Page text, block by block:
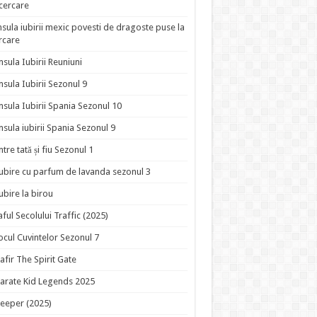
iubirii mexic povesti de dragoste puse la
Iubirii Reuniuni
Iubirii Sezonul 9
Iubirii Spania Sezonul 10
iubirii Spania Sezonul 9
tată și fiu Sezonul 1
cu parfum de lavanda sezonul 3
la birou
Secolului Traffic (2025)
Cuvintelor Sezonul 7
The Spirit Gate
Kid Legends 2025
(2025)